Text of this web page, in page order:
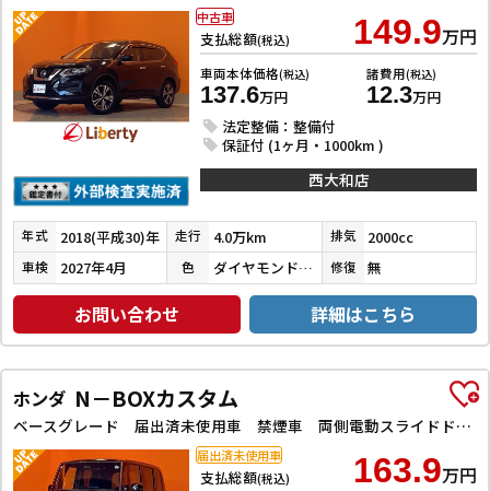
支払総額(税込) 149.9万円
車両本体価格(税込)
137.6万円
諸費用(税込)
12.3万円
法定整備：整備付
保証付 (1ヶ月・1000km )
中古車
西大和店
年式 2018(平成30)年 走行 4.0万km 排気 2000cc
車検 2027年4月 色 ダイヤモンドブラックパール 修復 無
お問い合わせ 詳細はこちら
ホンダ N－BOXカスタム
ベースグレード 届出済未使用車 禁煙車 両側電動スライドドア アダプティブクルーズコントロール 純正アルミホイール LEDヘッドライト 電動パーキングブレーキ オートブレーキホールド 前席シートヒーター
支払総額(税込) 163.9万円
届出済未使用車